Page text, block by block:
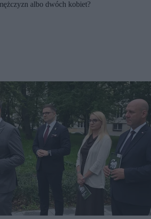
albo dwóch kobiet?